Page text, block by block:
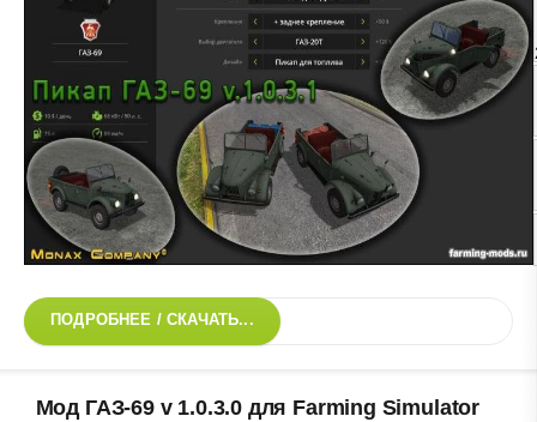
ПОДРОБНЕЕ / СКАЧАТЬ...
Мод ГАЗ-69 v 1.0.3.0 для Farming Simulator